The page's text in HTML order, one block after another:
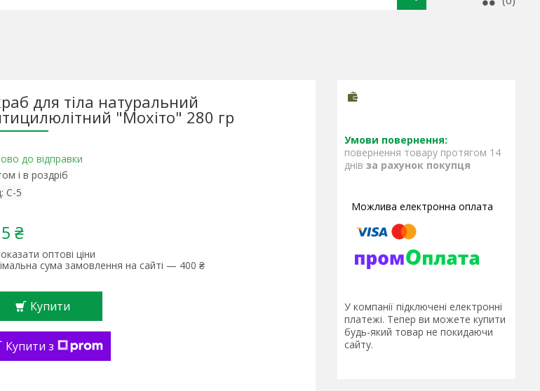
для тіла натуральний
"Мохіто" 280 гр
до відправки
і в роздріб
С-5
₴
оптові ціни
сума замовлення на сайті — 400 ₴
Купити
Купити з
повернення товару протягом 14
днів за рахунок покупця
У компанії підключені електронні
платежі. Тепер ви можете купити
будь-який товар не покидаючи
сайту.